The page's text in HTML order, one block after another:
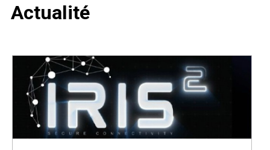
Actualité